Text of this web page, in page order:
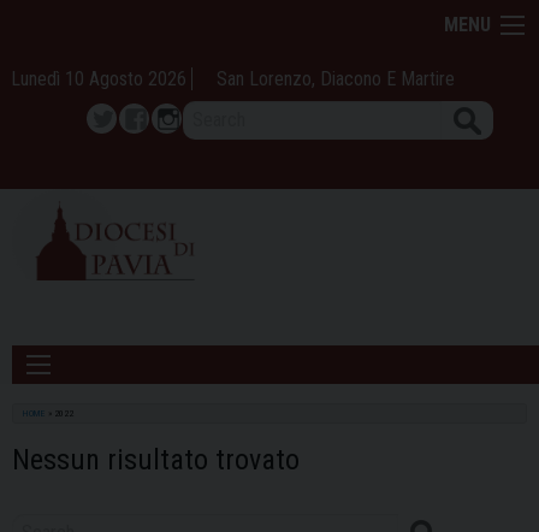
content
MENU
Lunedì 10 Agosto 2026 San Lorenzo, Diacono E Martire
TwitterFacebook
Instagram
HOME 2022
Nessun risultato trovato